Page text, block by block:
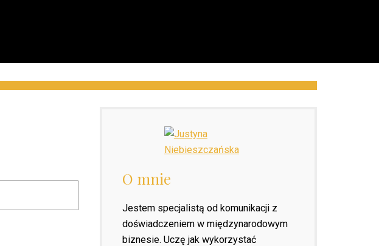
O mnie
Jestem specjalistą od komunikacji z
doświadczeniem w międzynarodowym
biznesie. Uczę jak wykorzystać